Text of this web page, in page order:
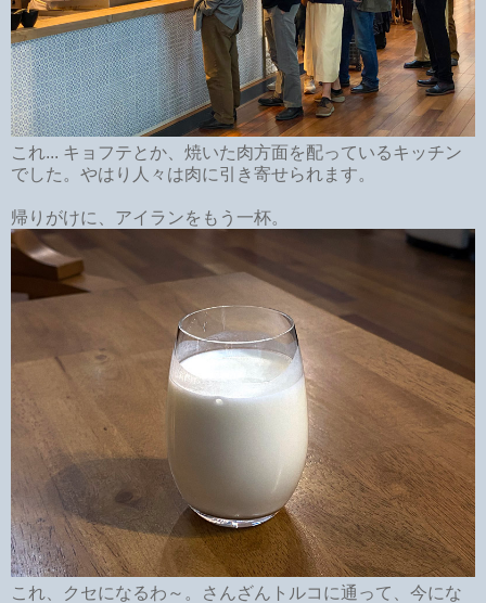
これ... キョフテとか、焼いた肉方面を配っているキッチン
でした。やはり人々は肉に引き寄せられます。
帰りがけに、アイランをもう一杯。
これ、クセになるわ～。さんざんトルコに通って、今にな